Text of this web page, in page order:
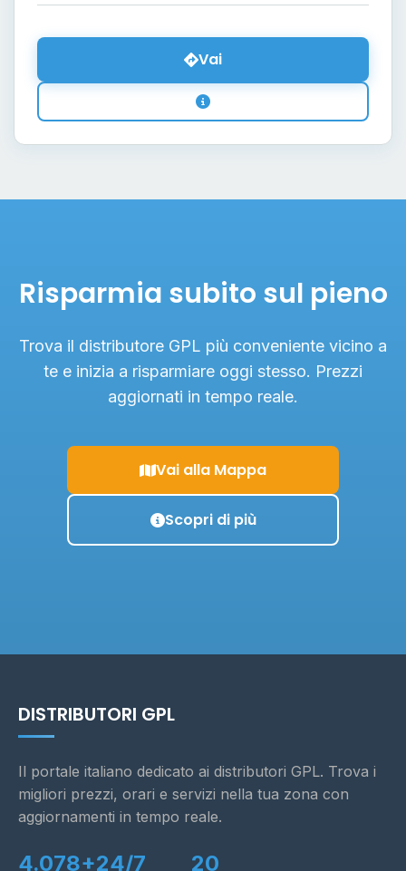
Vai
Risparmia subito sul pieno
Trova il distributore GPL più conveniente vicino a
te e inizia a risparmiare oggi stesso. Prezzi
aggiornati in tempo reale.
Vai alla Mappa
Scopri di più
DISTRIBUTORI GPL
Il portale italiano dedicato ai distributori GPL. Trova i
migliori prezzi, orari e servizi nella tua zona con
aggiornamenti in tempo reale.
4.078+24/7 20